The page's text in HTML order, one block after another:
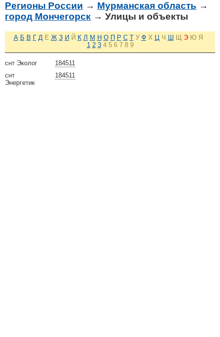
Регионы России → Мурманская область →
город Мончегорск → Улицы и объекты
А Б В Г Д Е Ж З И Й К Л М Н О П Р С Т У Ф Х Ц Ч Ш Щ Э Ю Я
1 2 3 4 5 6 7 8 9
184511
снт Эколог
184511
снт
Энергетик